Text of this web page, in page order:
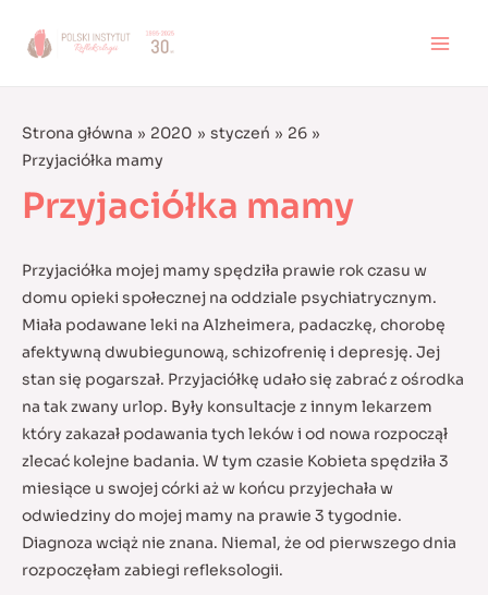
Strona główna 2020 styczeń
26
Przyjaciółka mamy
Przyjaciółka mamy
Przyjaciółka mojej mamy spędziła prawie rok czasu w
domu opieki społecznej na oddziale psychiatrycznym.
Miała podawane leki na Alzheimera, padaczkę, chorobę
afektywną dwubiegunową, schizofrenię i depresję. Jej
stan się pogarszał. Przyjaciółkę udało się zabrać z ośrodka
na tak zwany urlop. Były konsultacje z innym lekarzem
który zakazał podawania tych leków i od nowa rozpoczął
zlecać kolejne badania. W tym czasie Kobieta spędziła 3
miesiące u swojej córki aż w końcu przyjechała w
odwiedziny do mojej mamy na prawie 3 tygodnie.
Diagnoza wciąż nie znana. Niemal, że od pierwszego dnia
rozpoczęłam zabiegi refleksologii.